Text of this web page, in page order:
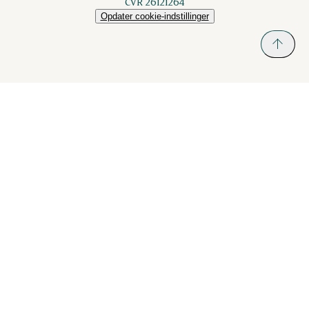
Opdater cookie-indstillinger